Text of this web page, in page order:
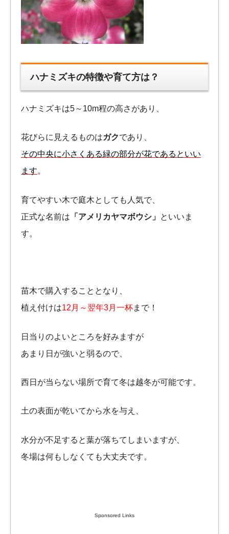
ハナミズキの特徴や育て方は？
ハナミズキは5～10m程の高さがあり、
花びらに見えるものはガクであり、
その中央に小さくある緑の部分が花であるといい
ます。
育てやすい木で庭木としても人気で、
正式な名前は 「アメリカヤマボウシ」
といいま
す。
苗木で購入することとなり、
植え付けは12月～翌年3月一杯まで！
日当りのよいところを好みますが
あまり日が強いと弱るので、
西日が当らない場所で育て冬は越冬が可能です。
土の表面が乾いてから水を与え、
水分が不足すると葉が落ちてしまいますが、
冬場は何もしなくても大丈夫です。
Sponsored Links